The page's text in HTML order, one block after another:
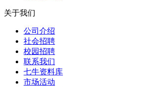
关于我们
公司介绍
社会招聘
校园招聘
联系我们
七牛资料库
市场活动